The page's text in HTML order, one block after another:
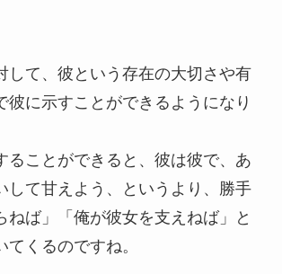
して、彼という存在の大切さや有
彼に示すことができるようになり
ることができると、彼は彼で、あ
して甘えよう、というより、勝手
ねば」「俺が彼女を支えねば」と
くるのですね。